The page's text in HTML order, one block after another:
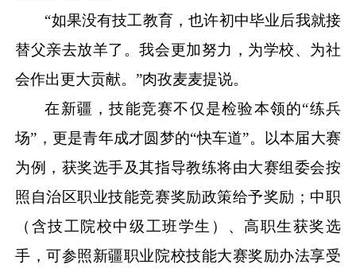
“如果没有技工教育，也许初中毕业后我就接
替父亲去放羊了。我会更加努力，为学校、为社
会作出更大贡献。”肉孜麦麦提说。
在新疆，技能竞赛不仅是检验本领的“练兵
场”，更是青年成才圆梦的“快车道”。以本届大赛
为例，获奖选手及其指导教练将由大赛组委会按
照自治区职业技能竞赛奖励政策给予奖励；中职
（含技工院校中级工班学生）、高职生获奖选
手，可参照新疆职业院校技能大赛奖励办法享受